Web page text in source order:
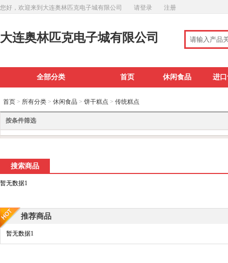
您好，欢迎来到大连奥林匹克电子城有限公司 请登录 注册
大连奥林匹克电子城有限公司
全部分类 首页 休闲食品 进
首页 > 所有分类 > 休闲食品 > 饼干糕点 > 传统糕点
按条件筛选
搜索商品
暂无数据1
推荐商品
暂无数据1